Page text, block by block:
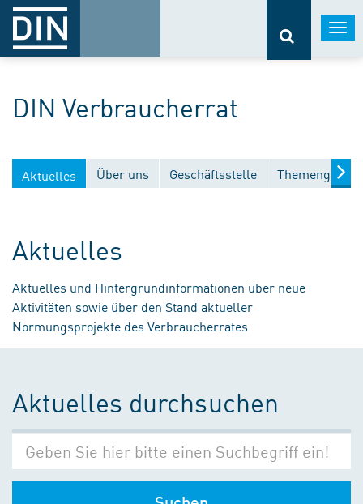
DIN Verbraucherrat
Aktuelles Über uns Geschäftsstelle
Aktuelles
Aktuelles und Hintergrundinformationen über neue
Aktivitäten sowie über den Stand aktueller
Normungsprojekte des Verbraucherrates
Aktuelles durchsuchen